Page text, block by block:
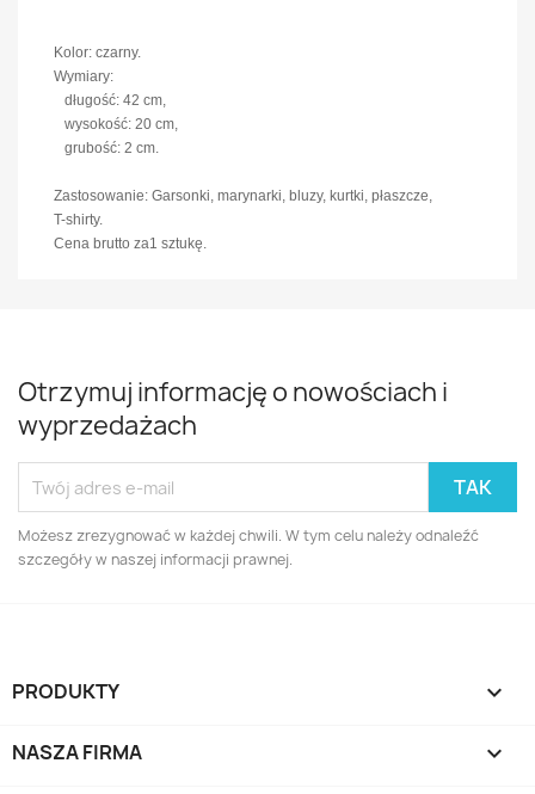
Kolor: czarny.
Wymiary:
długość: 42 cm,
wysokość: 20 cm,
grubość: 2 cm.
Zastosowanie: Garsonki, marynarki, bluzy, kurtki, płaszcze,
T-shirty.
Cena brutto za1 sztukę.
Otrzymuj informację o nowościach i
wyprzedażach
Możesz zrezygnować w każdej chwili. W tym celu należy odnaleźć
szczegóły w naszej informacji prawnej.
PRODUKTY 
NASZA FIRMA 